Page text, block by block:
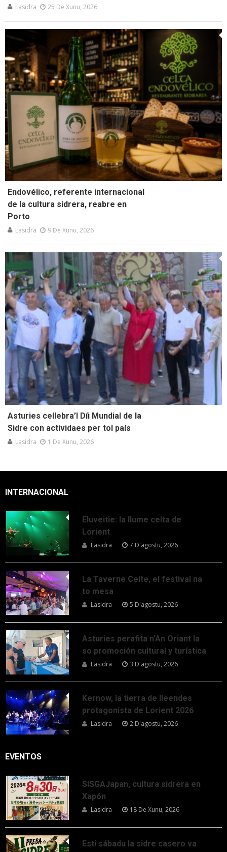
Lasidra 25 De Xunu, 2026
Endovélico, referente internacional
de la cultura sidrera, reabre en
Porto
Lasidra 9 De Xunu, 2026
Asturies cellebra’l Díi Mundial de la
Sidre con actividaes per tol país
Lasidra 1 De Xunu, 2026
INTERNACIONAL
Eluveitie: la llume celta de
Lorient
Lasidra 7 D'agostu, 2026
La Taverne Celte, el festival na
to mesa
Lasidra 5 D'agostu, 2026
Asturies perafita n’An Oriant la
so promoción cultural y turística
Lasidra 3 D'agostu, 2026
Kernow, la tierra de lleendes
protagonista de Lorient 2026
Lasidra 2 D'agostu, 2026
EVENTOS
SISGAJapan, cultura sidrera en
Xapón
Lasidra 18 De Xunu, 2026
Esti sábadu la sidre casero va